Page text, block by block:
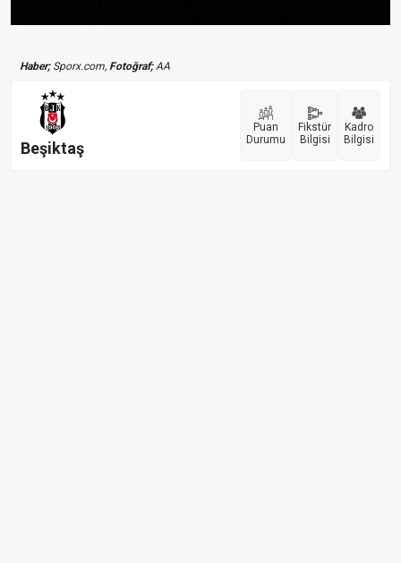
Haber;Sporx.com, Fotoğraf;AA
Beşiktaş
Puan
Durumu
Fikstür
Bilgisi
Kadro
Bilgisi